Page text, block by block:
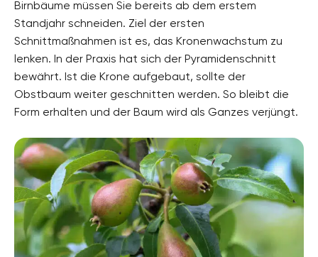
Birnbäume müssen Sie bereits ab dem erstem
Standjahr schneiden. Ziel der ersten
Schnittmaßnahmen ist es, das Kronenwachstum zu
lenken. In der Praxis hat sich der Pyramidenschnitt
bewährt. Ist die Krone aufgebaut, sollte der
Obstbaum weiter geschnitten werden. So bleibt die
Form erhalten und der Baum wird als Ganzes verjüngt.